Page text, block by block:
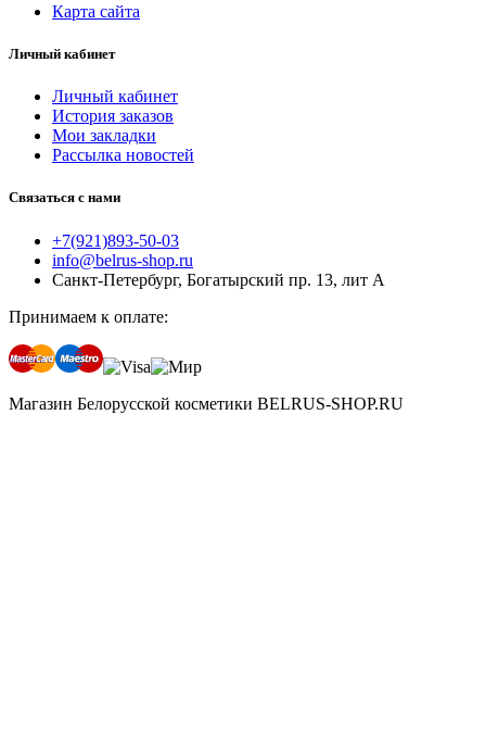
Карта сайта
Личный кабинет
Личный кабинет
История заказов
Мои закладки
Рассылка новостей
Связаться с нами
+7(921)893-50-03
info@belrus-shop.ru
Санкт-Петербург, Богатырский пр. 13, лит А
Принимаем к оплате:
Магазин Белорусской косметики BELRUS-SHOP.RU